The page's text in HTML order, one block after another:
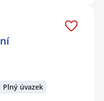
Plný úvazek